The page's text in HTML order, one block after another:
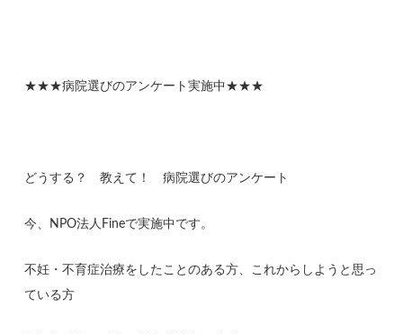
★★★病院選びのアンケート実施中★★★
どうする？ 教えて！ 病院選びのアンケート
今、NPO法人Fineで実施中です。
不妊・不育症治療をしたことのある方、これからしようと思っ
ている方